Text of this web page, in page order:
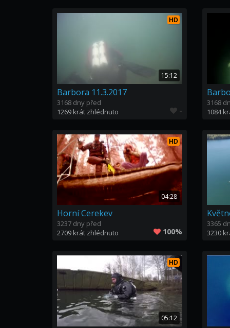
HD
15:12
Barbora 11.3.2017
3168 dny před
1269 krát zhlédnuto
-
3168
1084
HD
04:28
Horní Cerekev
3237 dny před
2709 krát zhlédnuto
100%
3365
3230
HD
05:12